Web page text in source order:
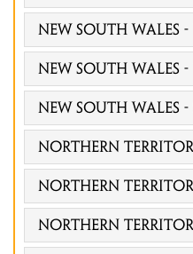
NEW SOUTH WALES
NEW SOUTH WALES
NEW SOUTH WALES -
NORTHERN
NORTHERN
NORTHERN